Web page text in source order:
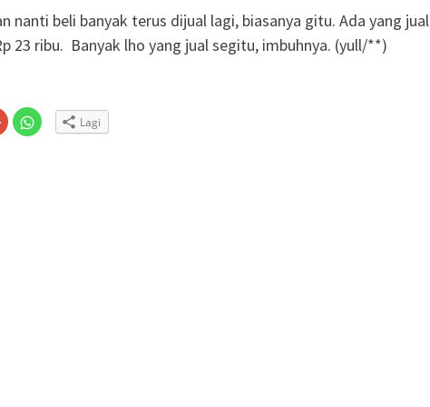
nanti beli banyak terus dijual lagi, biasanya gitu. Ada yang jual
23 ribu. Banyak lho yang jual segitu, imbuhnya. (yull/**)
Klik
untuk
berbagi
Klik
untuk Lagi